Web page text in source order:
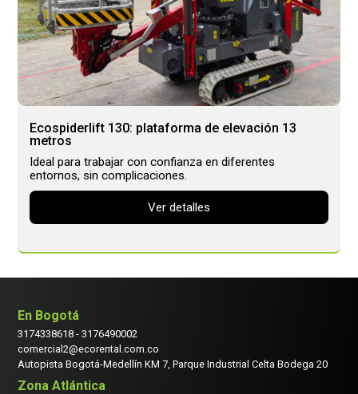
Ecospiderlift 130: plataforma de elevación 13
metros
Ideal para trabajar con confianza en diferentes
entornos, sin complicaciones.
Ver detalles
En Bogotá
3174338618 -3176490002
comercial2@ecorental.com.co
Autopista Bogotá-Medellín KM 7, Parque Industrial Celta Bodega 20
Zona Atlántica